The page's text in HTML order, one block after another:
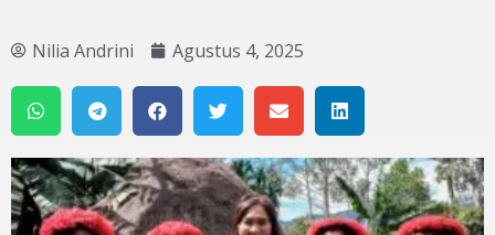
Nilia Andrini Agustus 4, 2025